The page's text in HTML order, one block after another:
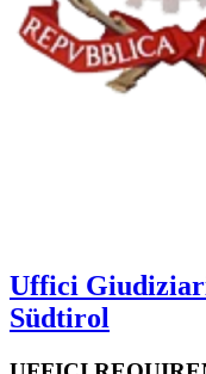
Uffici
Südtirol